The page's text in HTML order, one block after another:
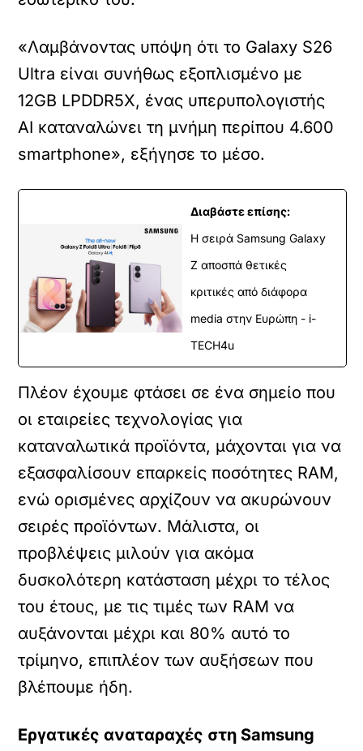
«Λαμβάνοντας υπόψη ότι το Galaxy S26
Ultra είναι συνήθως εξοπλισμένο με
12GB LPDDR5X, ένας υπερυπολογιστής
AI καταναλώνει τη μνήμη περίπου 4.600
smartphone», εξήγησε το μέσο.
Διαβάστε επίσης:
Η σειρά Samsung Galaxy
Z αποσπά θετικές
κριτικές από διάφορα
media στην Ευρώπη - i-
TECH4u
Πλέον έχουμε φτάσει σε ένα σημείο που
οι εταιρείες τεχνολογίας για
καταναλωτικά προϊόντα, μάχονται για να
εξασφαλίσουν επαρκείς ποσότητες RAM,
ενώ ορισμένες αρχίζουν να ακυρώνουν
σειρές προϊόντων. Μάλιστα, οι
προβλέψεις μιλούν για ακόμα
δυσκολότερη κατάσταση μέχρι το τέλος
του έτους, με τις τιμές των RAM να
αυξάνονται μέχρι και 80% αυτό το
τρίμηνο, επιπλέον των αυξήσεων που
βλέπουμε ήδη.
Εργατικές αναταραχές στη Samsung